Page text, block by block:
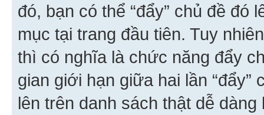
đó, bạn có thể “đẩy” chủ đề đó
mục tại trang đầu tiên. Tuy
thì có nghĩa là chức năng đẩy
gian giới hạn giữa hai lần “đẩy”
lên trên danh sách thật dễ